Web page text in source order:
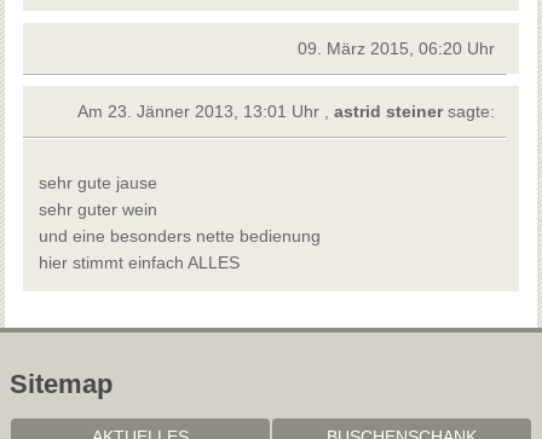
09. März 2015, 06:20 Uhr
Am 23. Jänner 2013, 13:01 Uhr ,astrid steinersagte:
sehr gute jause
sehr guter wein
und eine besonders nette bedienung
hier stimmt einfach ALLES
Sitemap